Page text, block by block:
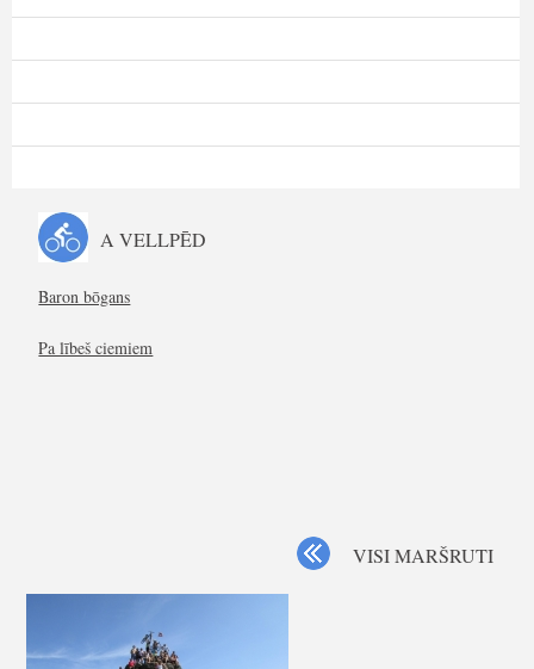
A VELLPĒD
Baron bōgans
Pa lībeš ciemiem
VISI MARŠRUTI